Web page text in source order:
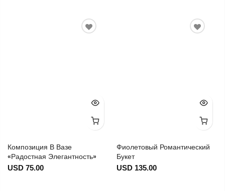
Композиция В Вазе
«Радостная Элегантность»
USD 75.00
Фиолетовый Романтический
Букет
USD 135.00